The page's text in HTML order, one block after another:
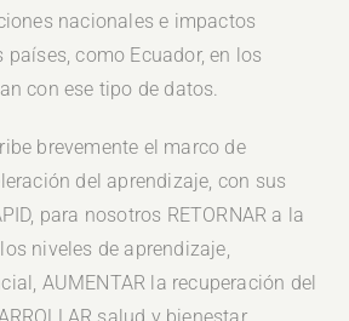
nacionales e impactos
como Ecuador, en los
con ese tipo de datos.
brevemente el marco de
del aprendizaje, con sus
para nosotros RETORNAR a la
niveles de aprendizaje,
AUMENTAR la recuperación del
salud y bienestar